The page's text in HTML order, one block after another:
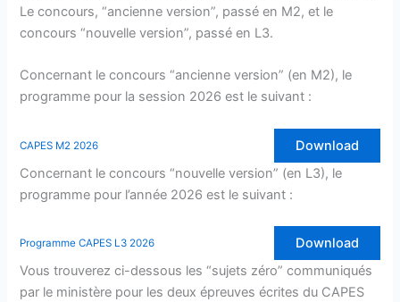
Le concours, “ancienne version”, passé en M2, et le
concours “nouvelle version”, passé en L3.
Concernant le concours “ancienne version” (en M2), le
programme pour la session 2026 est le suivant :
CAPES M2 2026
Download
Concernant le concours “nouvelle version” (en L3), le
programme pour l’année 2026 est le suivant :
Programme CAPES L3 2026
Download
Vous trouverez ci-dessous les “sujets zéro” communiqués
par le ministère pour les deux épreuves écrites du CAPES